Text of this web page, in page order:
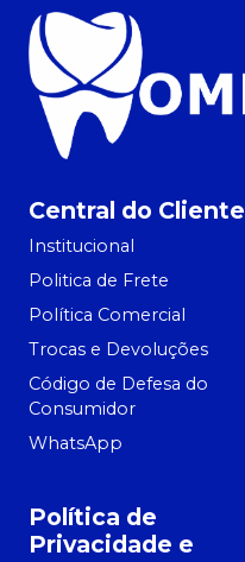
Central do Cliente
Institucional
Politica de Frete
Política Comercial
Trocas e Devoluções
Código de Defesa do
Consumidor
WhatsApp
Política de
Privacidade e